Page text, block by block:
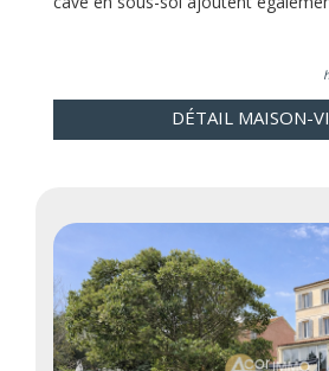
DÉTAIL MAISON-